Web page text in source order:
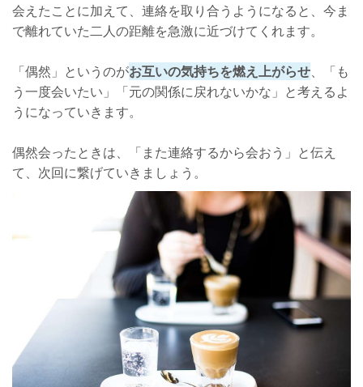
会えたことに加えて、連絡を取り合うようになると、今ま
で離れていた二人の距離を急激に近づけてくれます。
「偶然」というのがお互いの気持ちを燃え上がらせ、「も
う一度会いたい」「元の関係に戻れないかな」と考えるよ
うになっていきます。
偶然会ったときは、「また連絡するから会おう」と伝え
て、次回に繋げていきましょう。